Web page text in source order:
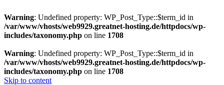
Warning: Undefined property: WP_Post_Type::$term_id in
/var/www/vhosts/web9929.greatnet-hosting.de/httpdocs/wp-
includes/taxonomy.php on line 1708
Warning: Undefined property: WP_Post_Type::$term_id in
/var/www/vhosts/web9929.greatnet-hosting.de/httpdocs/wp-
includes/taxonomy.php on line 1708
Skip to content